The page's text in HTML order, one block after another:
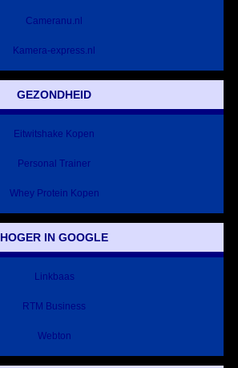
Cameranu.nl
Kamera-express.nl
GEZONDHEID
Eitwitshake Kopen
Personal Trainer
Whey Protein Kopen
HOGER IN GOOGLE
Linkbaas
RTM Business
Webton